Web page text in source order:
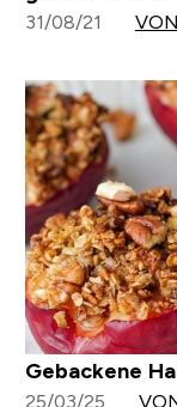
31/08/21
Gebackene
25/03/25